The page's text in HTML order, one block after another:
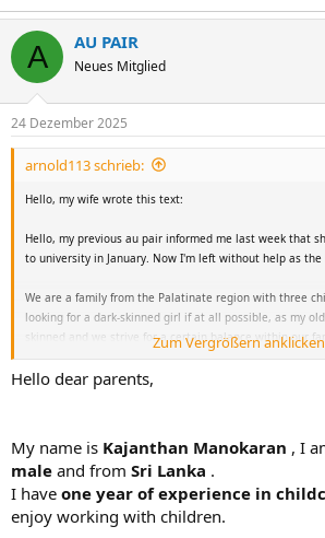
A AU PAIR
Neues Mitglied
24 Dezember 2025
arnold113 schrieb:
Hello, my wife wrote this text:
Hello, my previous au pair informed me last week that
to university in January. Now I'm left without help as the
We are a family from the Palatinate region with three
looking for a dark-skinned girl if at all possible, as my
skinned and we strive for a certain balance within our
young African woman with good references who is
even already in Germany and able to arrive soon?
hours, so the au pair would need to be able to manage
I require basic cooking skills, experience with children,
with household chores, as well as basic German
advance!
Zum Vergrößern
Hello dear parents,
My name is Kajanthan Manokaran , I
male and from Sri Lanka .
I have one year of experience in
enjoy working with children.